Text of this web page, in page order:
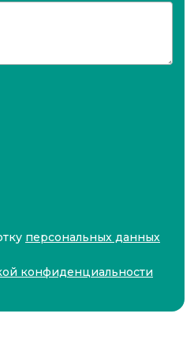
персональных данных
конфиденциальности